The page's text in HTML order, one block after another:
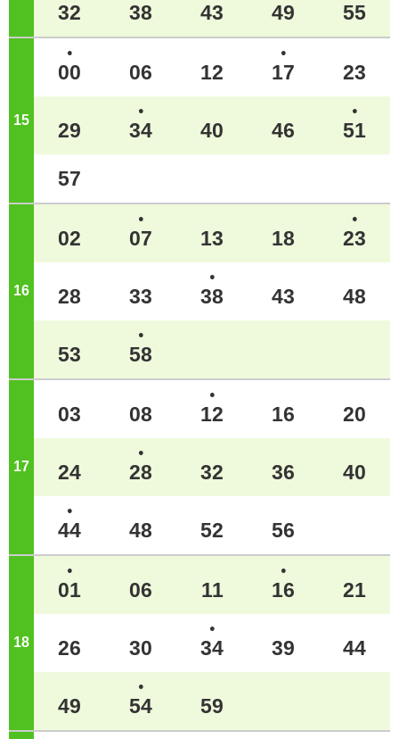
32 38 43 49 55
15
●
00 06 12
●
17 23
29
●
34 40 46
●
51
57
16
02
●
07 13 18
●
23
28 33
●
38 43 48
53
●
58
17
03 08
●
12 16 20
24
●
28 32 36 40
●
44 48 52 56
18
●
01 06 11
●
16 21
26 30
●
34 39 44
49
●
54 59